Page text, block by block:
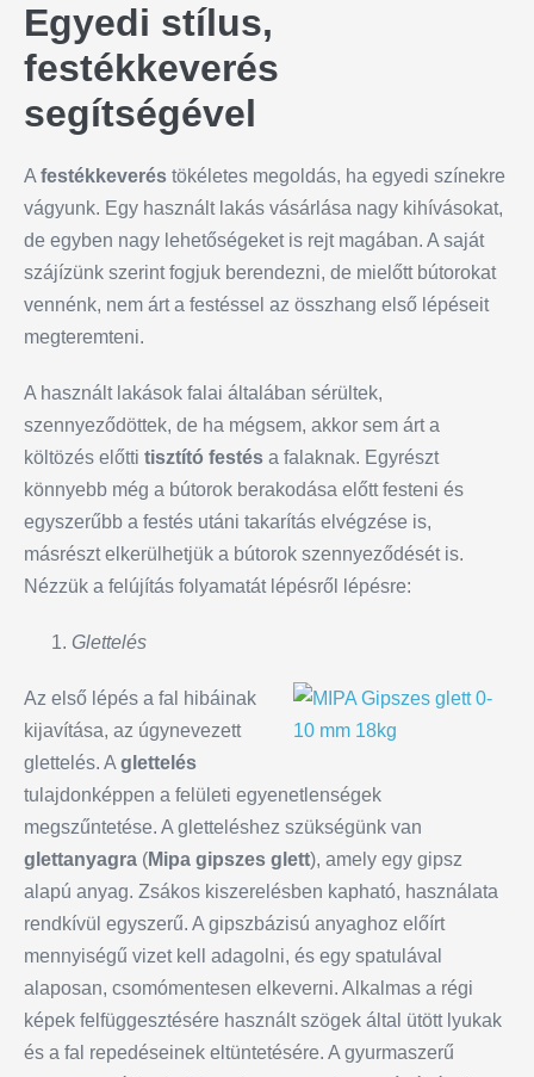
Egyedi stílus,
festékkeverés
segítségével
A festékkeverés tökéletes megoldás, ha egyedi színekre
vágyunk. Egy használt lakás vásárlása nagy kihívásokat,
de egyben nagy lehetőségeket is rejt magában. A saját
szájízünk szerint fogjuk berendezni, de mielőtt bútorokat
vennénk, nem árt a festéssel az összhang első lépéseit
megteremteni.
A használt lakások falai általában sérültek,
szennyeződöttek, de ha mégsem, akkor sem árt a
költözés előtti tisztító festés a falaknak. Egyrészt
könnyebb még a bútorok berakodása előtt festeni és
egyszerűbb a festés utáni takarítás elvégzése is,
másrészt elkerülhetjük a bútorok szennyeződését is.
Nézzük a felújítás folyamatát lépésről lépésre:
Glettelés
Az első lépés a fal hibáinak
kijavítása, az úgynevezett
glettelés. A glettelés
tulajdonképpen a felületi egyenetlenségek
megszűntetése. A gletteléshez szükségünk van
glettanyagra (Mipa gipszes glett), amely egy gipsz
alapú anyag. Zsákos kiszerelésben kapható, használata
rendkívül egyszerű. A gipszbázisú anyaghoz előírt
mennyiségű vizet kell adagolni, és egy spatulával
alaposan, csomómentesen elkeverni. Alkalmas a régi
képek felfüggesztésére használt szögek által ütött lyukak
és a fal repedéseinek eltüntetésére. A gyurmaszerű